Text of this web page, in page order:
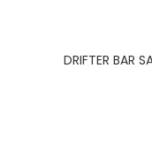
DRIFTER BAR